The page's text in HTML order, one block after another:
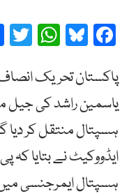
Facebook
پاکستان تحریک انصاف
یاسمین راشد کی جیل
ہسپتال منتقل کر دیا
ایڈووکیٹ نے بتایا کہ
ہسپتال ایمرجنسی میں